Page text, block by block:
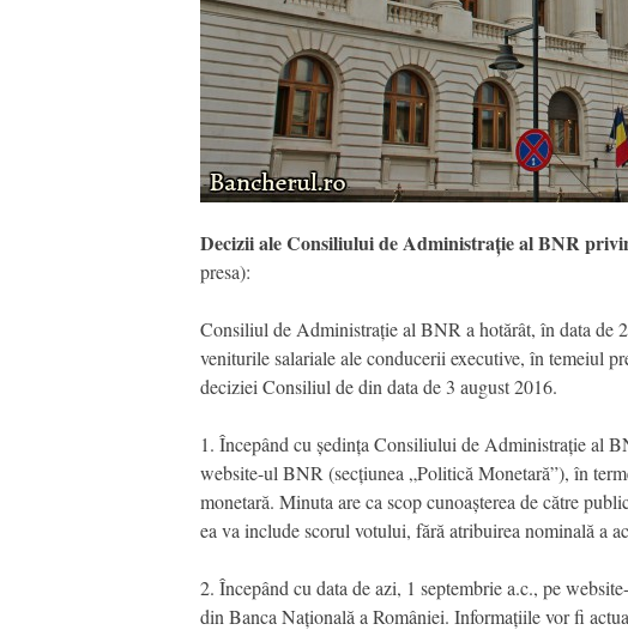
Decizii ale Consiliului de Administrație al BNR
presa):
Consiliul de Administrație al BNR a hotărât, în data de
veniturile salariale ale conducerii executive, în temeiul
deciziei Consiliul de din data de 3 august 2016.
1. Începând cu ședința Consiliului de Administrație al
website-ul BNR (secțiunea „Politică Monetară”), în
monetară. Minuta are ca scop cunoașterea de către
ea va include scorul votului, fără atribuirea nominală a
2. Începând cu data de azi, 1 septembrie a.c., pe
din Banca Națională a României. Informațiile vor fi